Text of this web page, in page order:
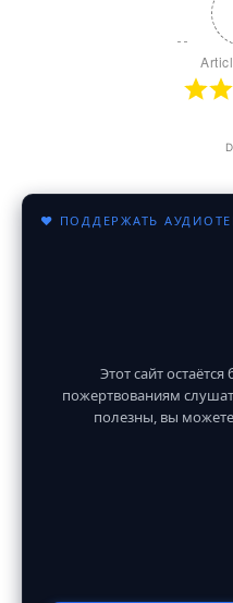
♥ ПОДДЕРЖАТЬ
Этот сайт
пожертвованиям
полезны, вы